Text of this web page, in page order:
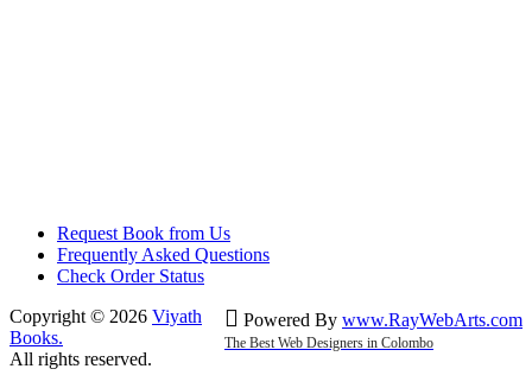
Request Book from Us
Frequently Asked Questions
Check Order Status
Powered By www.RayWebArts.com
The Best Web Designers in Colombo
Copyright © 2026 Viyath
Books.
All rights reserved.